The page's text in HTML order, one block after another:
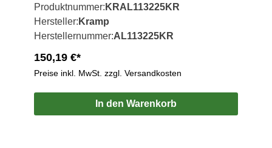
Produktnummer: KRAL113225KR
Hersteller: Kramp
Herstellernummer:AL113225KR
150,19 €*
Preise inkl. MwSt. zzgl. Versandkosten
In den Warenkorb